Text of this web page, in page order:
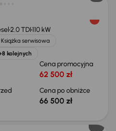
2.0 TDI110 kW
Książka serwisowa
kolejnych
Cena promocyjna
62 500 zł
Cena po obniżce
66 500 zł